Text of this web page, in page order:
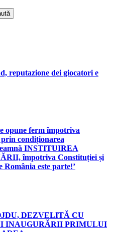
reputazione dei giocatori e
opune ferm împotriva
condiționarea
INSTITUIREA
împotriva Constituției și
este parte!’
DEZVELITĂ CU
INAUGURĂRII PRIMULUI